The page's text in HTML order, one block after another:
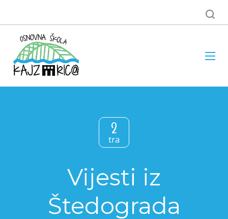
2
tra
Vijesti iz
Štedograda